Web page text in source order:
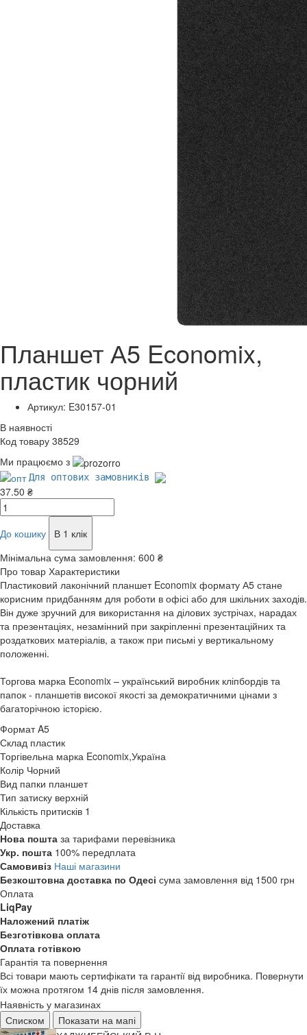
Планшет А5 Economix,
пластик чорний
Артикул: E30157-01
В наявності
Код товару 38529
Ми працюємо з
Для оптових замовників
37.50 ₴
До кошику
В 1 клік
Мінімальна сума замовлення: 600 ₴
Про товар Характеристики
Пластиковий лаконічний планшет Economix формату А5 стане
корисним придбанням для роботи в офісі або для шкільних заходів.
Він дуже зручний для використання на ділових зустрічах, нарадах
та презентаціях, незамінний при закріпленні презентаційних та
роздаткових матеріалів, а також при письмі у вертикальному
положенні.
Торгова марка Economix – український виробник кліпбордів та
папок - планшетів високої якості за демократичними цінами з
багаторічною історією.
Формат A5
Склад пластик
Торгівельна марка Economix,Україна
Колір Чорний
Вид папки планшет
Тип затиску верхній
Кількість притисків 1
Доставка
Нова пошта за тарифами перевізника
Укр. пошта 100% передплата
Самовивіз Наші магазини
Безкоштовна доставка по Одесі сума замовлення від 1500 грн
Оплата
LiqPay
Наложений платіж
Безготівкова оплата
Оплата готівкою
Гарантія та повернення
Всі товари мають сертифікати та гарантії від виробника. Повернути
їх можна протягом 14 днів після замовлення.
Наявність у магазинах
Списком
Показати на мапі